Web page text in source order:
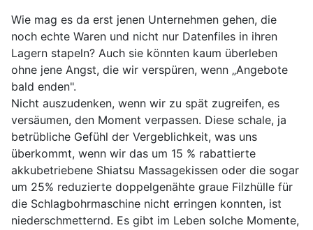
Wie mag es da erst jenen Unternehmen gehen, die
noch echte Waren und nicht nur Datenfiles in ihren
Lagern stapeln? Auch sie könnten kaum überleben
ohne jene Angst, die wir verspüren, wenn „Angebote
bald enden".
Nicht auszudenken, wenn wir zu spät zugreifen, es
versäumen, den Moment verpassen. Diese schale, ja
betrübliche Gefühl der Vergeblichkeit, was uns
überkommt, wenn wir das um 15 % rabattierte
akkubetriebene Shiatsu Massagekissen oder die sogar
um 25% reduzierte doppelgenähte graue Filzhülle für
die Schlagbohrmaschine nicht erringen konnten, ist
niederschmetternd. Es gibt im Leben solche Momente,